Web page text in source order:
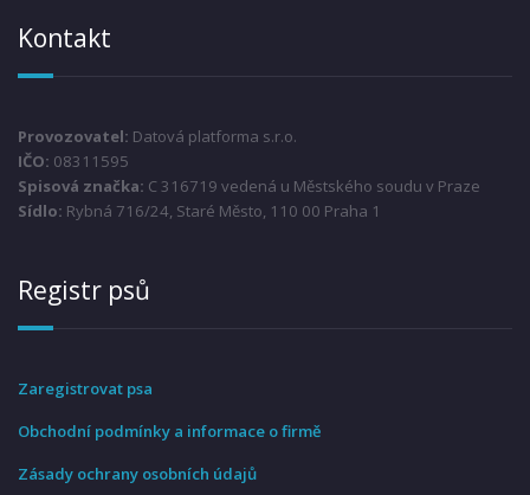
Kontakt
Provozovatel: Datová platforma s.r.o.
IČO: 08311595
Spisová značka: C 316719 vedená u Městského soudu v Praze
Sídlo: Rybná 716/24, Staré Město, 110 00 Praha 1
Registr psů
Zaregistrovat psa
Obchodní podmínky a informace o firmě
Zásady ochrany osobních údajů